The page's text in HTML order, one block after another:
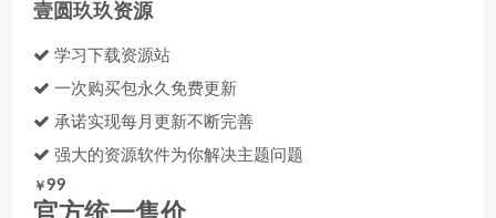
壹圆玖玖资源
学习下载资源站
一次购买包永久免费更新
承诺实现每月更新不断完善
强大的资源软件为你解决主题问题
￥99